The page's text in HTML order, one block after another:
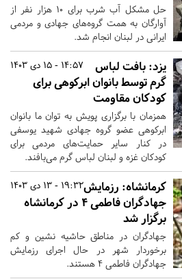
حل مشکل آب شرب برای ۱۰ هزار نفر از
آوارگان به همت گروه‌های جهادی و مردمی
ایرانی در لبنان انجام شد.
14:57 - 15 دی 1403 یزد: بافت لباس
گرم توسط بانوان ابرکوهی برای
کودکان مقاومت
همزمان با برگزاری پویش به توان ما بانوان
ابرکوهی عضو گروه جهادی شهید یوسفی
در کنار سایر حمایت‌های مردمی برای
کودکان غزه و لبنان لباس گرم می‌بافند.
19:32 - 13 دی 1403 کرمانشاه: رزمایش
جهادگران فاطمی ۴ در کرمانشاه
برگزار شد
جهادگران در مناطق حاشیه نشین و کم
برخوردار شهر در حال اجرای رزمایش
جهادگران فاطمی ۴ هستند.